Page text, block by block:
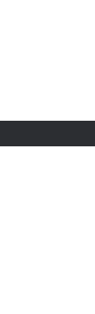
क्या है खास?